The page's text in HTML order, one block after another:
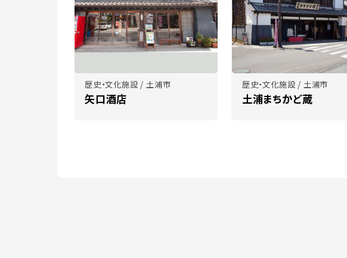
歴史・文化施設 / 土浦市
矢口酒店
歴史・文化施設 / 土浦市
土浦まちかど蔵